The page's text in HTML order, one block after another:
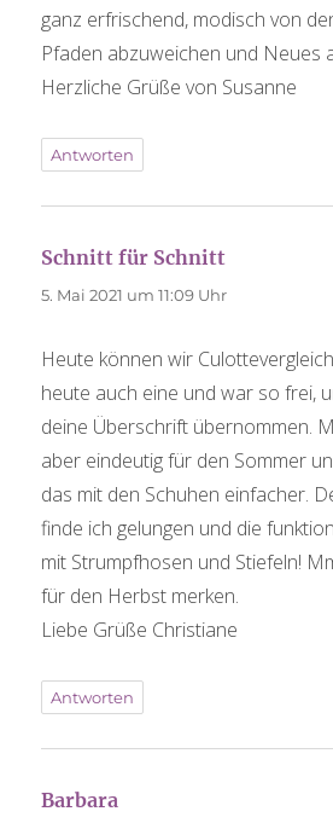
ganz erfrischend, modisch von
Pfaden abzuweichen und Neues
Herzliche Grüße von Susanne
Antworten
Schnitt für Schnitt
5. Mai 2021 um 11:09 Uhr
Heute können wir
heute auch eine und war so frei,
deine Überschrift übernommen.
aber eindeutig für den Sommer
das mit den Schuhen einfacher.
finde ich gelungen und die
mit Strumpfhosen und Stiefeln!
für den Herbst merken.
Liebe Grüße Christiane
Antworten
Barbara